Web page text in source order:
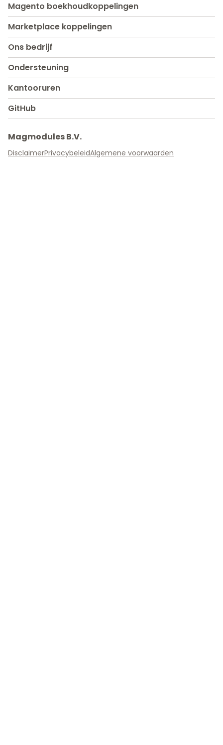
Magento boekhoudkoppelingen
Marketplace koppelingen
Ons bedrijf
Ondersteuning
Kantooruren
GitHub
Magmodules B.V.
DisclaimerPrivacybeleidAlgemene voorwaarden